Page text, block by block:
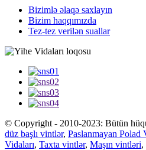
Bizimlə əlaqə saxlayın
Bizim haqqımızda
Tez-tez verilən suallar
© Copyright - 2010-2023: Bütün
düz başlı vintlər, Paslanmayan Polad
Vidaları, Taxta vintlər, Maşın vintləri,